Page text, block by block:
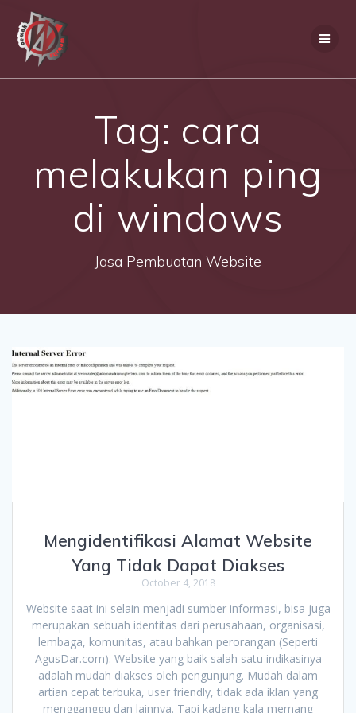
Tag: cara
melakukan ping
di windows
Jasa Pembuatan Website
Mengidentifikasi Alamat Website
Yang Tidak Dapat Diakses
October 4, 2018
Website saat ini selain menjadi sumber informasi, bisa juga
merupakan sebuah identitas dari perusahaan, organisasi,
lembaga, komunitas, atau bahkan perorangan (Seperti
AgusDar.com). Website yang baik salah satu indikasinya
adalah mudah diakses oleh pengunjung. Mudah dalam
artian cepat terbuka, user friendly, tidak ada iklan yang
mengganggu dan lainnya. Tapi kadang kala memang